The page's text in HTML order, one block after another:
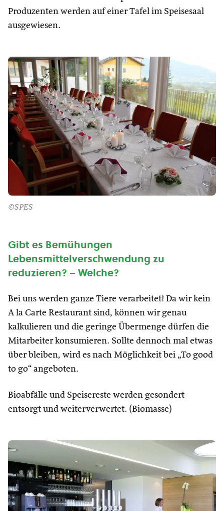
Produzenten werden auf einer Tafel im Speisesaal
ausgewiesen.
©SPES
Gibt es Bemühungen
Lebensmittelverschwendung zu
reduzieren? – Welche?
Bei uns werden ganze Tiere verarbeitet! Da wir kein
A la Carte Restaurant sind, können wir genau
kalkulieren und die geringe Übermenge dürfen die
Mitarbeiter konsumieren. Sollte dennoch mal etwas
über bleiben, wird es nach Möglichkeit bei „To good
to go“ angeboten.
Bioabfälle und Speisereste werden gesondert
entsorgt und weiterverwertet. (Biomasse)